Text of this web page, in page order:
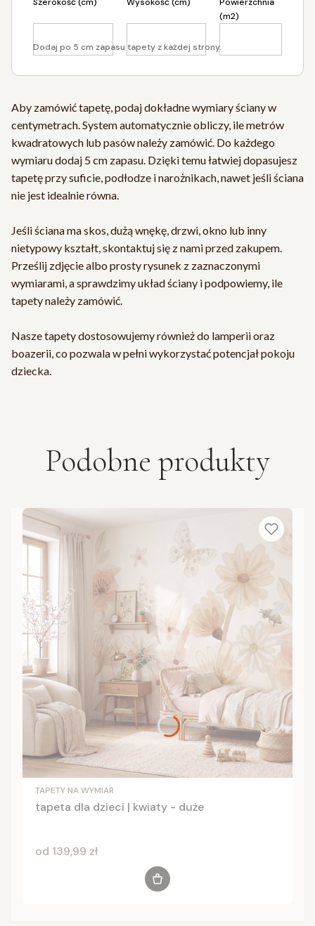
(m2)
Dodaj po 5 cm zapasu tapety z każdej strony.
Aby zamówić tapetę, podaj dokładne wymiary ściany w
centymetrach. System automatycznie obliczy, ile metrów
kwadratowych lub pasów należy zamówić. Do każdego
wymiaru dodaj 5 cm zapasu. Dzięki temu łatwiej dopasujesz
tapetę przy suficie, podłodze i narożnikach, nawet jeśli ściana
nie jest idealnie równa.
Jeśli ściana ma skos, dużą wnękę, drzwi, okno lub inny
nietypowy kształt, skontaktuj się z nami przed zakupem.
Prześlij zdjęcie albo prosty rysunek z zaznaczonymi
wymiarami, a sprawdzimy układ ściany i podpowiemy, ile
tapety należy zamówić.
Nasze tapety dostosowujemy również do lamperii oraz
boazerii, co pozwala w pełni wykorzystać potencjał pokoju
dziecka.
Podobne produkty
TAPETY NA WYMIAR
tapeta dla dzieci | kwiaty - duże
Cena
od 139,99 zł
Zobacz produkt